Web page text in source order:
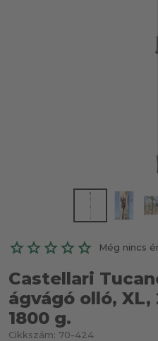
Még nincs
Castellari
ágvágó olló, XL,
1800 g.
Cikkszám: 70-424